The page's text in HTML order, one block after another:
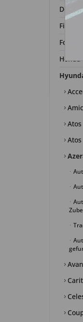
Dodge
Fiat
Ford
Honda
Atos